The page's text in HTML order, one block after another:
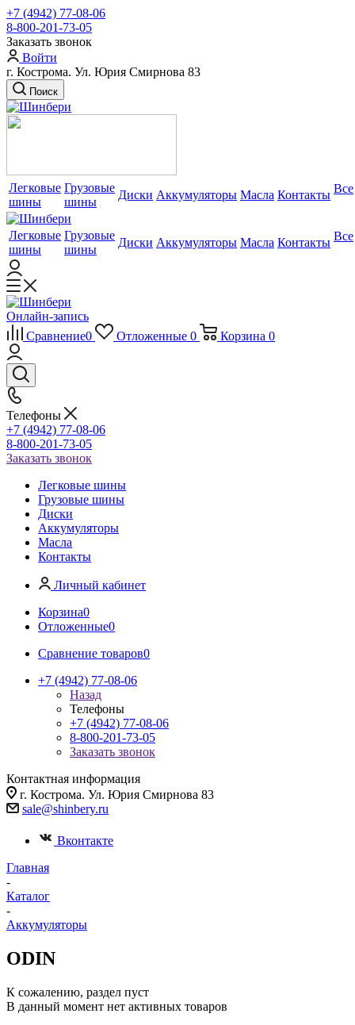
+7 (4942) 77-08-06
8-800-201-73-05
Заказать звонок
Войти
г. Кострома. Ул. Юрия Смирнова 83
Поиск
Легковые
шины
Грузовые
шины
Диски Аккумуляторы Масла Контакты Все
Легковые
шины
Грузовые
шины
Диски Аккумуляторы Масла Контакты Все
Онлайн-запись
Сравнение0 Отложенные 0 Корзина 0
Телефоны
+7 (4942) 77-08-06
8-800-201-73-05
Заказать звонок
Легковые шины
Грузовые шины
Диски
Аккумуляторы
Масла
Контакты
Личный кабинет
Корзина0
Отложенные0
Сравнение товаров0
+7 (4942) 77-08-06
Назад
Телефоны
+7 (4942) 77-08-06
8-800-201-73-05
Заказать звонок
Контактная информация
г. Кострома. Ул. Юрия Смирнова 83
sale@shinbery.ru
Вконтакте
Главная
-
Каталог
-
Аккумуляторы
ODIN
К сожалению, раздел пуст
В данный момент нет активных товаров